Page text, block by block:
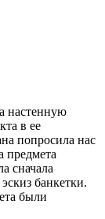
настенную
в ее
попросила нас
предмета
сначала
банкетки.
были